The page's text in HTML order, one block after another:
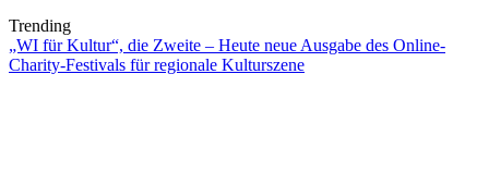
Trending
„WI für Kultur“, die Zweite – Heute neue Ausgabe des Online-
Charity-Festivals für regionale Kulturszene